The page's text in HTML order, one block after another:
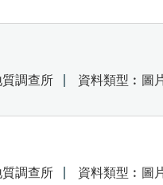
調查所 資料類型︰圖
調查所 資料類型︰圖